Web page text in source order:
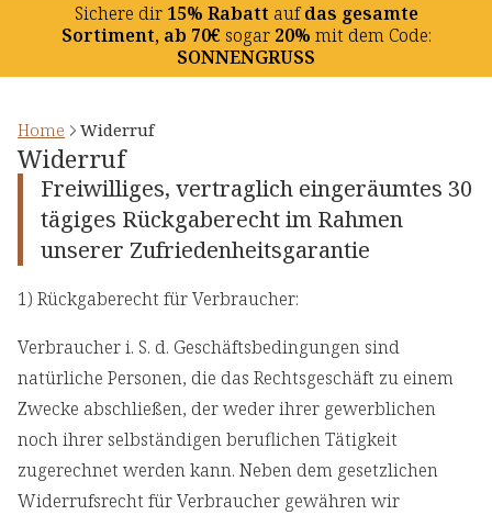
Sichere dir15% Rabatt aufdas gesamte
Sortiment, ab 70€ sogar20% mit dem Code:
SONNENGRUSS
Home Widerruf
Widerruf
Freiwilliges, vertraglich eingeräumtes 30
tägiges Rückgaberecht im Rahmen
unserer Zufriedenheitsgarantie
1) Rückgaberecht für Verbraucher:
Verbraucher i. S. d. Geschäftsbedingungen sind
natürliche Personen, die das Rechtsgeschäft zu einem
Zwecke abschließen, der weder ihrer gewerblichen
noch ihrer selbständigen beruflichen Tätigkeit
zugerechnet werden kann. Neben dem gesetzlichen
Widerrufsrecht für Verbraucher gewähren wir